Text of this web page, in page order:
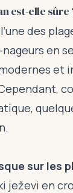
est-elle sûre
des
en
et
sur les
ježevi en